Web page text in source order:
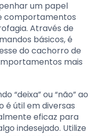
um papel
comportamentos
Através de
básicos, é
do cachorro de
mais
“deixa” ou “não” ao
é útil em diversas
eficaz para
indesejado. Utilize